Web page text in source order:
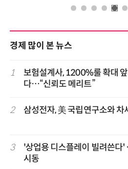
경제 많이 본 뉴스
1
보험설계사, 1200%룰 확대
다…“신뢰도 메리트”
2 삼성전자, 美 국립연구소와 차
3
'상업용 디스플레이 빌려쓴
시동